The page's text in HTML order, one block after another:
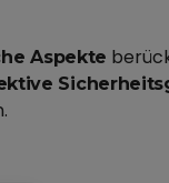
Aspekte